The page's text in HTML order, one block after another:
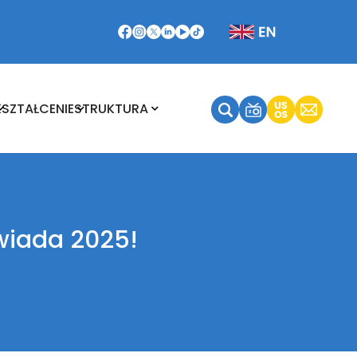
STRUKTURA
2025!